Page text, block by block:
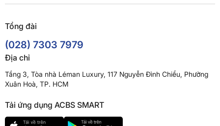
Tổng đài
(028) 7303 7979
Địa chỉ
Tầng 3, Tòa nhà Léman Luxury, 117 Nguyễn Đình Chiểu, Phường
Xuân Hoà, TP. HCM
Tải ứng dụng ACBS SMART